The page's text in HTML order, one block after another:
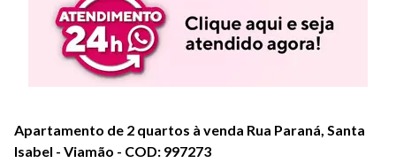
Apartamento de 2 quartos à venda Rua Paraná, Santa
Isabel - Viamão - COD: 997273